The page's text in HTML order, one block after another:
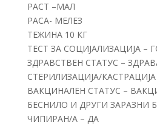
РАСТ –МАЛ
РАСА- МЕЛЕЗ
ТЕЖИНА 10 КГ
ТЕСТ ЗА СОЦИЈАЛИЗАЦИЈА
ЗДРАВСТВЕН СТАТУС –
СТЕРИЛИЗАЦИЈА/
ВАКЦИНАЛЕН СТАТУС –
БЕСНИЛО И ДРУГИ ЗАРАЗНИ
ЧИПИРАН/А – ДА